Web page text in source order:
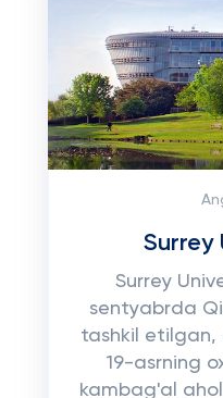
Surrey
Surrey
sentyabrda
tashkil etilgan,
19-asrning
kambag'al